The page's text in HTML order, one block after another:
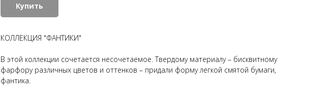
Купить
КОЛЛЕКЦИЯ "ФАНТИКИ"
В этой коллекции сочетается несочетаемое. Твердому материалу – бисквитному
фарфору различных цветов и оттенков – придали форму легкой смятой бумаги,
фантика.